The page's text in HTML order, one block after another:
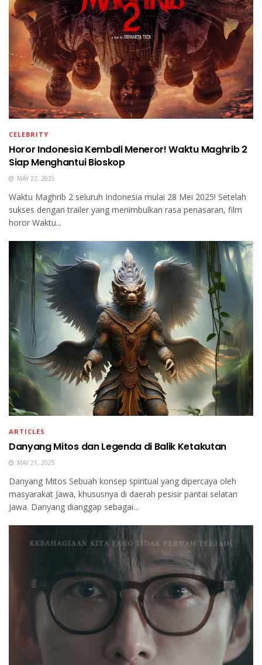
CELEBRITY
Horor Indonesia Kembali Meneror! Waktu Maghrib 2
Siap Menghantui Bioskop
MAY 22, 2025
Waktu Maghrib 2 seluruh Indonesia mulai 28 Mei 2025! Setelah
sukses dengan trailer yang menimbulkan rasa penasaran, film
horor Waktu...
ARTICLES
Danyang Mitos dan Legenda di Balik Ketakutan
MAY 21, 2025
Danyang Mitos Sebuah konsep spiritual yang dipercaya oleh
masyarakat Jawa, khususnya di daerah pesisir pantai selatan
Jawa. Danyang dianggap sebagai...